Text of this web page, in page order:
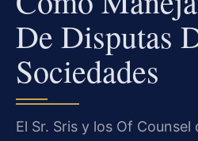
De Disputas
Sociedades
El Sr. Sris y los Of